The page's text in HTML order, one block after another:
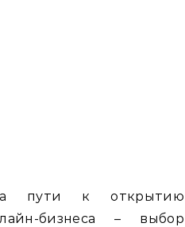
пути к открытию
бизнеса – выбор